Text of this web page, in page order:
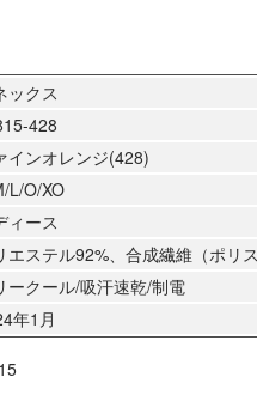
ックス
428
インオレンジ(428)
L/O/XO
ィース
エステル92%、合成繊維（ポリ
ークール/吸汗速乾/制電
年1月